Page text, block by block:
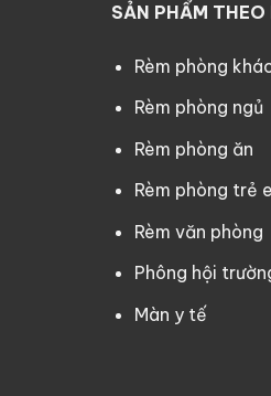
SẢN PHẨM THEO
Rèm phòng
Rèm phòng ngủ
Rèm phòng ăn
Rèm phòng trẻ
Rèm văn phòng
Phông hội
Màn y tế